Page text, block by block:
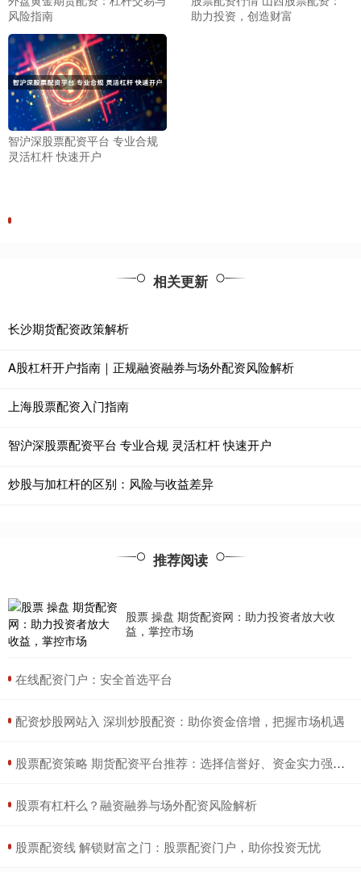
风险指南
助力投资，创造财富
智沪深股票配资平台 专业合规
灵活杠杆 快速开户
相关更新
长沙期货配资政策解析
A股杠杆开户指南｜正规融资融券与场外配资风险解析
上海股票配资入门指南
智沪深股票配资平台 专业合规 灵活杠杆 快速开户
炒股与加杠杆的区别：风险与收益差异
推荐阅读
股票 操盘 期货配资网：助力投资者放大收
益，掌控市场
​在线配资门户：安全首选平台
​配资炒股网站入 深圳炒股配资：助你资金倍增，把握市场机遇
​股票配资策略 期货配资平台推荐：选择信誉好、资金实力强的平台
​股票有杠杆么？融资融券与场外配资风险解析
​股票配资线 解锁财富之门：股票配资门户，助你投资无忧